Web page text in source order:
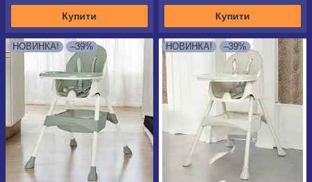
Купити Купити
НОВИНКА! –39% НОВИНКА! –39%